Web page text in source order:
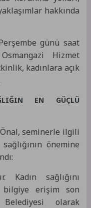
hakkında
günü saat
Hizmet
kadınlara açık
EN GÜÇLÜ
seminerle ilgili
önemine
sağlığını
erişim son
olarak